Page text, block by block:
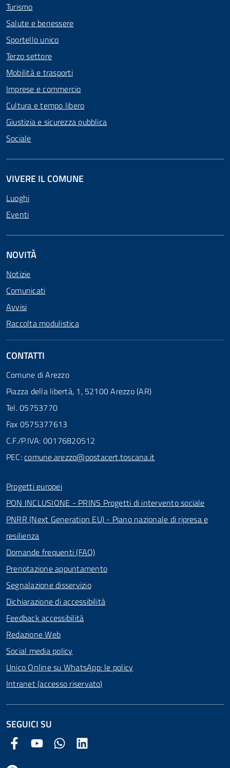
Turismo
Salute e benessere
Sportello unico
Terzo settore
Mobilità e trasporti
Imprese e commercio
Cultura e tempo libero
Giustizia e sicurezza pubblica
Sociale
VIVERE IL COMUNE
Luoghi
Eventi
NOVITÀ
Notizie
Comunicati
Avvisi
Raccolta modulistica
CONTATTI
Comune di Arezzo
Piazza della libertà, 1, 52100 Arezzo (AR)
Tel. 05753770
Fax 0575377613
C.F./P.IVA: 00176820512
PEC:comune.arezzo@postacert.toscana.it
Progetti europei
PON INCLUSIONE - PRINS Progetti di intervento sociale
PNRR (Next Generation EU) - Piano nazionale di ripresa e
resilienza
Domande frequenti (FAQ)
Prenotazione appuntamento
Segnalazione disservizio
Dichiarazione di accessibilità
Feedback accessibilità
Redazione Web
Social media policy
Unico Online su WhatsApp: le policy
Intranet (accesso riservato)
SEGUICI SU
Facebook Comune di Arezzo
Youtube Comune di Arezzo
Twitter Comune di Arezzo